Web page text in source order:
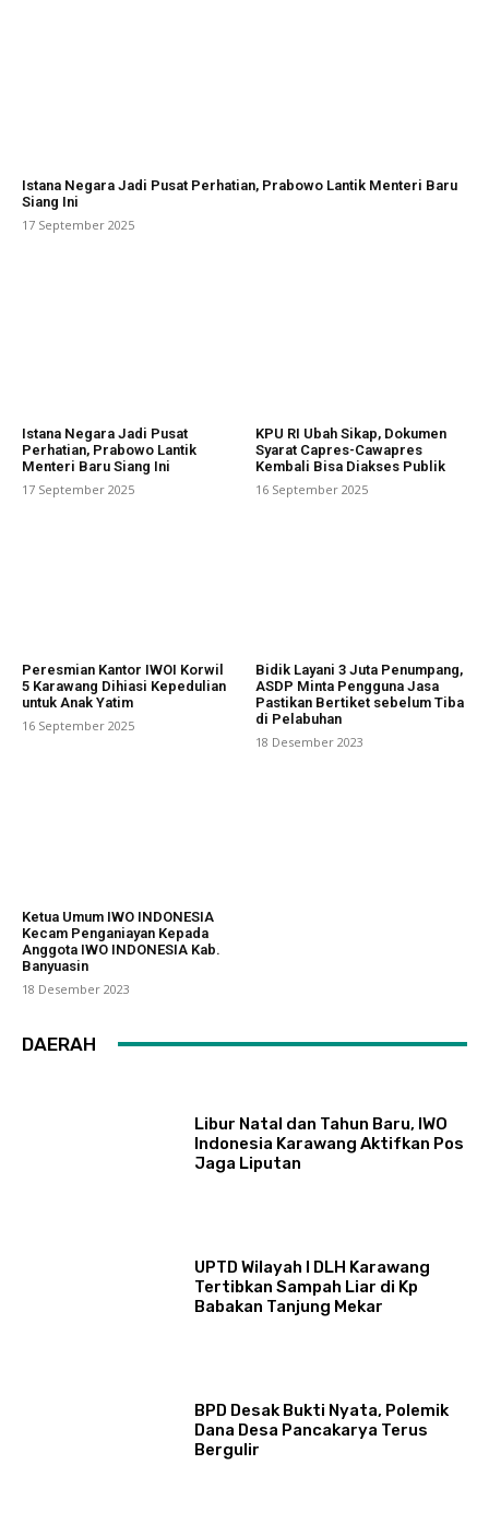
Istana Negara Jadi Pusat Perhatian, Prabowo Lantik Menteri Baru
Siang Ini
17 September 2025
Istana Negara Jadi Pusat
Perhatian, Prabowo Lantik
Menteri Baru Siang Ini
17 September 2025
KPU RI Ubah Sikap, Dokumen
Syarat Capres-Cawapres
Kembali Bisa Diakses Publik
16 September 2025
Peresmian Kantor IWOI Korwil
5 Karawang Dihiasi Kepedulian
untuk Anak Yatim
16 September 2025
Bidik Layani 3 Juta Penumpang,
ASDP Minta Pengguna Jasa
Pastikan Bertiket sebelum Tiba
di Pelabuhan
18 Desember 2023
Ketua Umum IWO INDONESIA
Kecam Penganiayan Kepada
Anggota IWO INDONESIA Kab.
Banyuasin
18 Desember 2023
DAERAH
Libur Natal dan Tahun Baru, IWO
Indonesia Karawang Aktifkan Pos
Jaga Liputan
UPTD Wilayah I DLH Karawang
Tertibkan Sampah Liar di Kp
Babakan Tanjung Mekar
BPD Desak Bukti Nyata, Polemik
Dana Desa Pancakarya Terus
Bergulir